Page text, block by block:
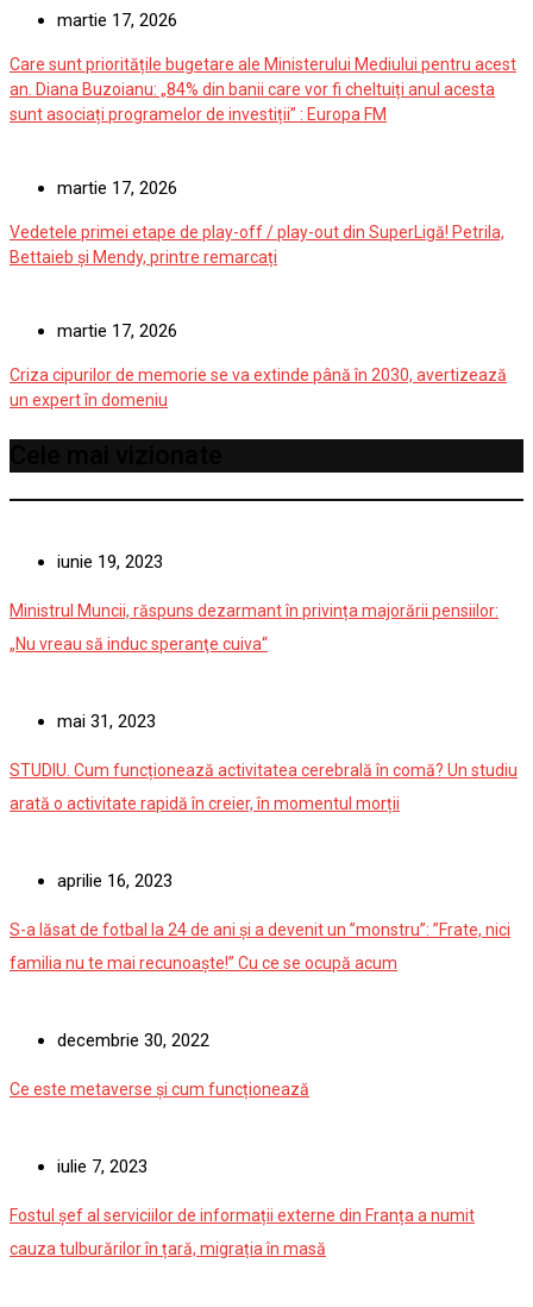
martie 17, 2026
Care sunt prioritățile bugetare ale Ministerului Mediului pentru acest
an. Diana Buzoianu: „84% din banii care vor fi cheltuiți anul acesta
sunt asociați programelor de investiții” : Europa FM
martie 17, 2026
Vedetele primei etape de play-off / play-out din SuperLigă! Petrila,
Bettaieb și Mendy, printre remarcați
martie 17, 2026
Criza cipurilor de memorie se va extinde până în 2030, avertizează
un expert în domeniu
iunie 19, 2023
Ministrul Muncii, răspuns dezarmant în privința majorării pensiilor:
„Nu vreau să induc speranţe cuiva“
mai 31, 2023
STUDIU. Cum funcționează activitatea cerebrală în comă? Un studiu
arată o activitate rapidă în creier, în momentul morții
aprilie 16, 2023
S-a lăsat de fotbal la 24 de ani și a devenit un ”monstru”: ”Frate, nici
familia nu te mai recunoaște!” Cu ce se ocupă acum
decembrie 30, 2022
Ce este metaverse și cum funcționează
iulie 7, 2023
Fostul șef al serviciilor de informații externe din Franța a numit
cauza tulburărilor în țară, migrația în masă